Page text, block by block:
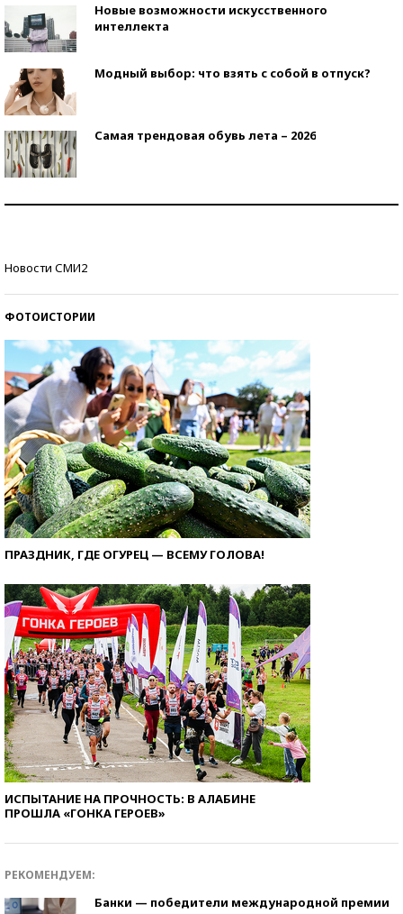
Новые возможности искусственного
интеллекта
Модный выбор: что взять с собой в отпуск?
Самая трендовая обувь лета – 2026
Новости СМИ2
ФОТОИСТОРИИ
ПРАЗДНИК, ГДЕ ОГУРЕЦ — ВСЕМУ ГОЛОВА!
ИСПЫТАНИЕ НА ПРОЧНОСТЬ: В АЛАБИНЕ
ПРОШЛА «ГОНКА ГЕРОЕВ»
РЕКОМЕНДУЕМ:
Банки — победители международной премии